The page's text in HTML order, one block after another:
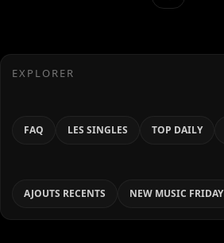
EXPLORER
FAQ LES SINGLES TOP DAILY
AJOUTS RECENTS NEW MUSIC FRIDAY